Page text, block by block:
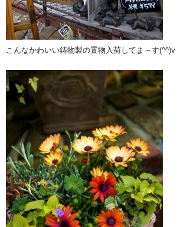
こんなかわいい鋳物製の置物入荷してま～す(^^)v